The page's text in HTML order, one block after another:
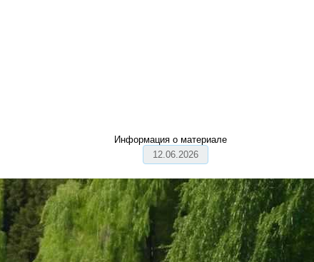
Информация о материале
12.06.2026